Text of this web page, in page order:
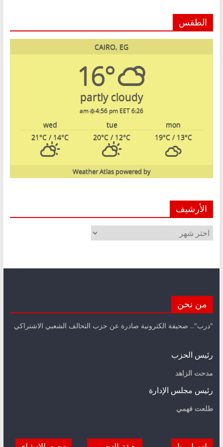
الطقس
CAIRO, EG
16°
partly cloudy
6:26 am
4:56 pm EET
mon
tue
wed
19°C/ 13°C
20°C / 12°C
21°C / 14°C
powered by
Weather Atlas
الأرشيف
الأرشيف
من نحن
"درب".. صحيفة الكترونية صادرة عن حزب التحالف الشعبي الاشتراكي
رئيس الحزب
مدحت الزاهد
رئيس مجلس الإدارة
طلعت فهمي